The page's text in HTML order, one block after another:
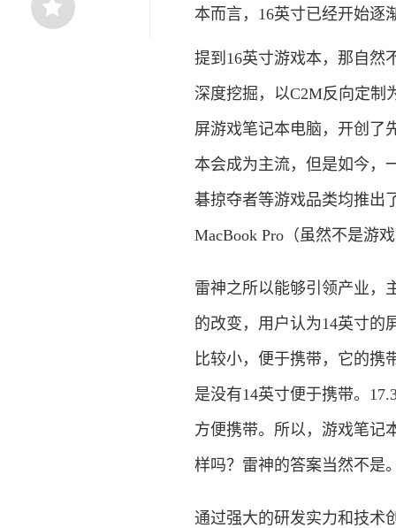
本而言，16英寸已经开始逐
提到16英寸游戏本，那自然
深度挖掘，以C2M反向定制
屏游戏笔记本电脑，开创了
本会成为主流，但是如今，
碁掠夺者等游戏品类均推出
MacBook Pro（虽然不是游
雷神之所以能够引领产业，
的改变，用户认为14英寸的
比较小，便于携带，它的携
是没有14英寸便于携带。
方便携带。所以，游戏笔记
样吗？雷神的答案当然不是
通过强大的研发实力和技术